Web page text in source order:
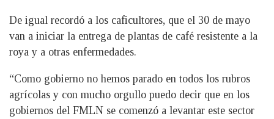
De igual recordó a los caficultores, que el 30 de mayo
van a iniciar la entrega de plantas de café resistente a la
roya y a otras enfermedades.
“Como gobierno no hemos parado en todos los rubros
agrícolas y con mucho orgullo puedo decir que en los
gobiernos del FMLN se comenzó a levantar este sector